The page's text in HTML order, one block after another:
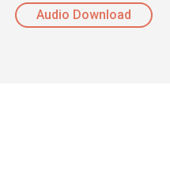
Audio Download